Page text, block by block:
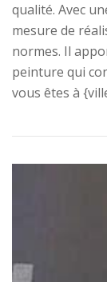
qualité. Avec
mesure de
normes. Il
peinture qui
vous êtes à